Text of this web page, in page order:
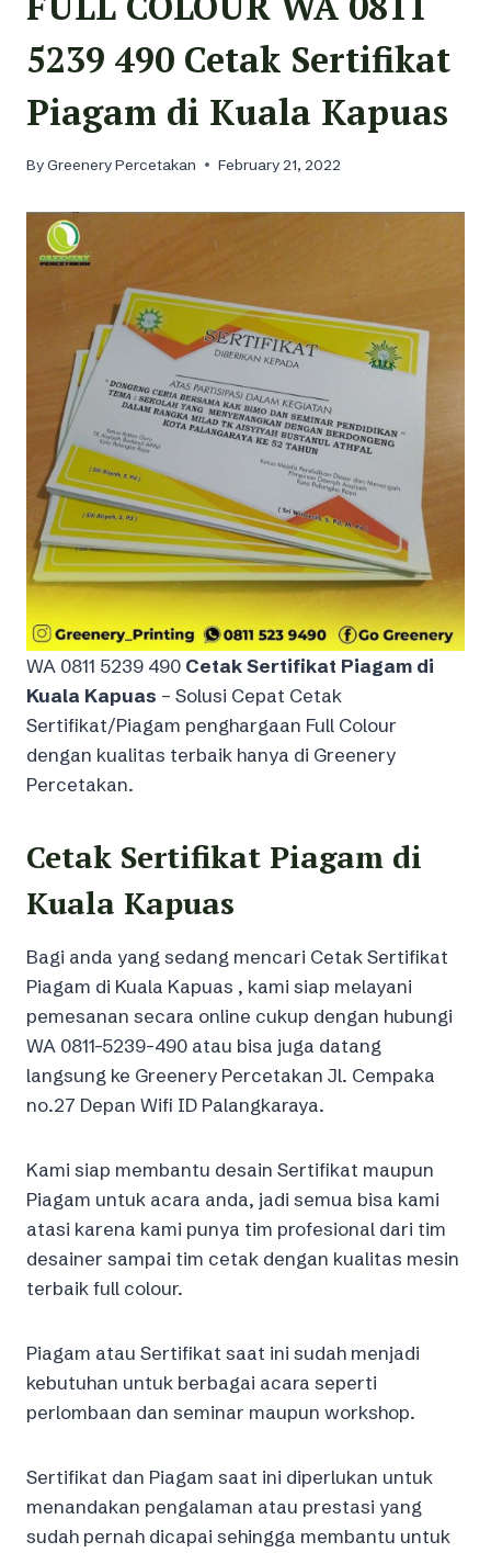
5239 490 Cetak Sertifikat
Piagam di Kuala Kapuas
ByGreenery Percetakan February 21, 2022
WA 0811 5239 490 Cetak Sertifikat Piagam di
Kuala Kapuas – Solusi Cepat Cetak
Sertifikat/Piagam penghargaan Full Colour
dengan kualitas terbaik hanya di Greenery
Percetakan.
Cetak Sertifikat Piagam di
Kuala Kapuas
Bagi anda yang sedang mencari Cetak Sertifikat
Piagam di Kuala Kapuas , kami siap melayani
pemesanan secara online cukup dengan hubungi
WA 0811-5239-490 atau bisa juga datang
langsung ke Greenery Percetakan Jl. Cempaka
no.27 Depan Wifi ID Palangkaraya.
Kami siap membantu desain Sertifikat maupun
Piagam untuk acara anda, jadi semua bisa kami
atasi karena kami punya tim profesional dari tim
desainer sampai tim cetak dengan kualitas mesin
terbaik full colour.
Piagam atau Sertifikat saat ini sudah menjadi
kebutuhan untuk berbagai acara seperti
perlombaan dan seminar maupun workshop.
Sertifikat dan Piagam saat ini diperlukan untuk
menandakan pengalaman atau prestasi yang
sudah pernah dicapai sehingga membantu untuk